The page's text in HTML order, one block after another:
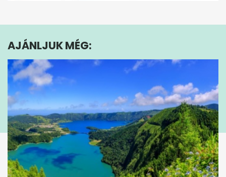
6
14
seconds
AJÁNLJUK MÉG: